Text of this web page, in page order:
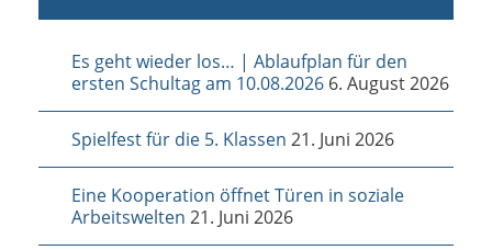
Es geht wieder los… | Ablaufplan für den
ersten Schultag am 10.08.2026 6. August 2026
Spielfest für die 5. Klassen 21. Juni 2026
Eine Kooperation öffnet Türen in soziale
Arbeitswelten 21. Juni 2026